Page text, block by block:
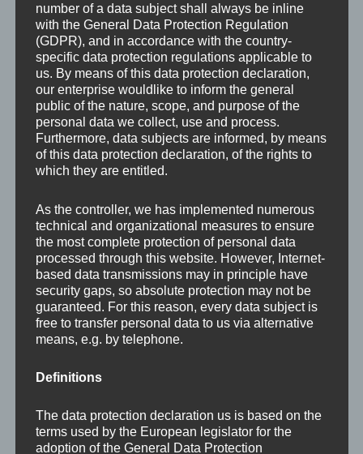
Besuch ab. Egon Schiele, der erst in der
Nachkriegszeit über die USA Bekanntheit
erlangte, zählt zu den bedeutendsten
Künstlern der Wiener Moderne. Die Wiener
Moderne bezeichnet das Kulturleben in der
österreichischen Hauptstadt um die
Jahrhundertwende (von etwa 1890 bis 1910)
und hat sich als Gegenströmung zum
Naturalismus gebildet.
Egon Schiele
Egon Schiele hat sich vom Schönheitskult der
Wiener Secession des Fin de siècle abgwendet
und bringt in seinen Werken das tiefste Innere
number of a data subject shall always be inline
with the General Data Protection Regulation
(GDPR), and in accordance with the country-
specific data protection regulations applicable to
us. By means of this data protection declaration,
our enterprise wouldlike to inform the general
public of the nature, scope, and purpose of the
personal data we collect, use and process.
Furthermore, data subjects are informed, by means
of this data protection declaration, of the rights to
which they are entitled.
As the controller, we has implemented numerous
technical and organizational measures to ensure
the most complete protection of personal data
processed through this website. However, Internet-
based data transmissions may in principle have
security gaps, so absolute protection may not be
guaranteed. For this reason, every data subject is
free to transfer personal data to us via alternative
means, e.g. by telephone.
Definitions
The data protection declaration us is based on the
terms used by the European legislator for the
adoption of the General Data Protection